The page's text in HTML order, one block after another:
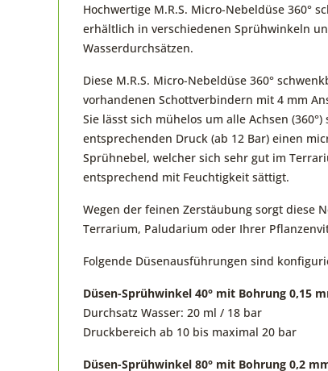
Hochwertige M.R.S. Micro-Nebeldüse 360°
erhältlich in verschiedenen Sprühwinkeln
Wasserdurchsätzen.
Diese M.R.S. Micro-Nebeldüse 360°
vorhandenen Schottverbindern mit 4 mm
Sie lässt sich mühelos um alle Achsen
entsprechenden Druck (ab 12 Bar) einen
Sprühnebel, welcher sich sehr gut im
entsprechend mit Feuchtigkeit sättigt.
Wegen der feinen Zerstäubung sorgt diese
Terrarium, Paludarium oder Ihrer
Folgende Düsenausführungen sind
Düsen-Sprühwinkel 40° mit Bohrung 0,15
Durchsatz Wasser: 20 ml / 18 bar
Druckbereich ab 10 bis maximal 20 bar
Düsen-Sprühwinkel 80° mit Bohrung 0,2